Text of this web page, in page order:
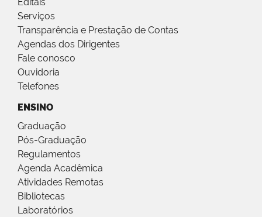
Serviços
Transparência e Prestação de Contas
Agendas dos Dirigentes
Fale conosco
Ouvidoria
Telefones
ENSINO
Graduação
Pós-Graduação
Regulamentos
Agenda Acadêmica
Atividades Remotas
Bibliotecas
Laboratórios